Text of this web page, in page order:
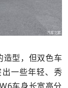
造型，但双色车
一些年轻、秀